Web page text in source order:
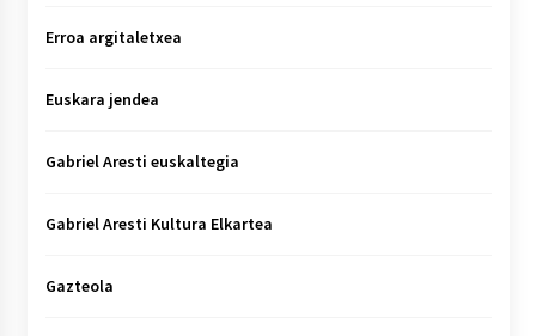
Erroa argitaletxea
Euskara jendea
Gabriel Aresti euskaltegia
Gabriel Aresti Kultura Elkartea
Gazteola